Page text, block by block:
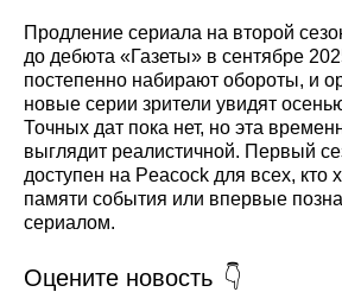
Продление сериала на второй
до дебюта «Газеты» в сентябре
постепенно набирают обороты, и
новые серии зрители увидят
Точных дат пока нет, но эта
выглядит реалистичной. Первый
доступен на Peacock для всех, кто
памяти события или впервые
сериалом.
Оцените новость